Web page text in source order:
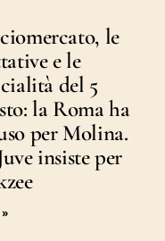
le
e le
del 5
la Roma ha
per Molina.
insiste per